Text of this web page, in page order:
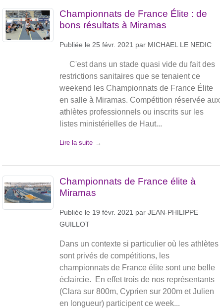
Championnats de France Élite : de
bons résultats à Miramas
Publiée le 25 févr. 2021 par MICHAEL LE NEDIC
C'est dans un stade quasi vide du fait des
restrictions sanitaires que se tenaient ce
weekend les Championnats de France Élite
en salle à Miramas. Compétition réservée aux
athlètes professionnels ou inscrits sur les
listes ministérielles de Haut...
Lire la suite
Championnats de France élite à
Miramas
Publiée le 19 févr. 2021 par JEAN-PHILIPPE
GUILLOT
Dans un contexte si particulier où les athlètes
sont privés de compétitions, les
championnats de France élite sont une belle
éclaircie. En effet trois de nos représentants
(Clara sur 800m, Cyprien sur 200m et Julien
en longueur) participent ce week...